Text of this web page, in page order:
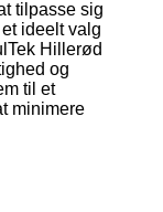
tilpasse sig
ideelt valg
Hillerød
og
til et
minimere